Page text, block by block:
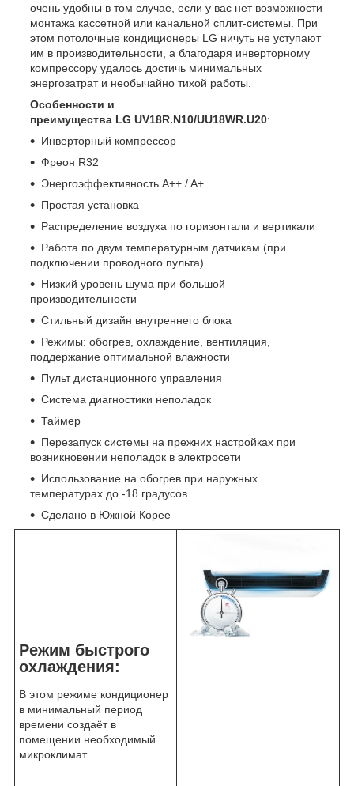
очень удобны в том случае, если у вас нет возможности
монтажа кассетной или канальной сплит-системы. При
этом потолочные кондиционеры LG ничуть не уступают
им в производительности, а благодаря инверторному
компрессору удалось достичь минимальных
энергозатрат и необычайно тихой работы.
Особенности и
преимущества LG UV18R.N10/UU18WR.U20:
Инверторный компрессор
Фреон R32
Энергоэффективность A++ / A+
Простая установка
Распределение воздуха по горизонтали и вертикали
Работа по двум температурным датчикам (при
подключении проводного пульта)
Низкий уровень шума при большой
производительности
Стильный дизайн внутреннего блока
Режимы: обогрев, охлаждение, вентиляция,
поддержание оптимальной влажности
Пульт дистанционного управления
Система диагностики неполадок
Таймер
Перезапуск системы на прежних настройках при
возникновении неполадок в электросети
Использование на обогрев при наружных
температурах до -18 градусов
Сделано в Южной Корее
Режим быстрого
охлаждения:
В этом режиме кондиционер
в минимальный период
времени создаёт в
помещении необходимый
микроклимат